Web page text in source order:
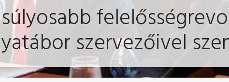
szervezőivel